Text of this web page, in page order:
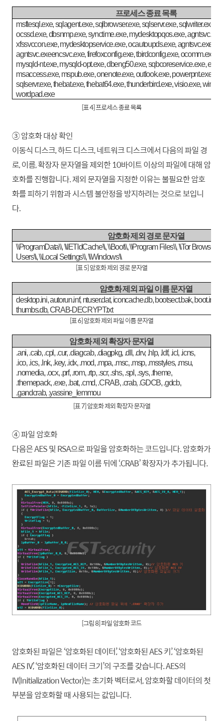
프로세스 종료 목록
msftesql.exe, sqlagent.exe, sqlbrowser.exe, sqlservr.exe, sqlwriter.exe,
ocssd.exe, dbsnmp.exe, synctime.exe, mydesktopqos.exe,
xfssvccon.exe, mydesktopservice.exe, ocautoupds.exe,
agntsvc.exeencsvc.exe, firefoxconfig.exe, tbirdconfig.exe, ocomm.exe,
mysqld-nt.exe, mysqld-opt.exe, dbeng50.exe, sqbcoreservice.exe,
msaccess.exe, mspub.exe, onenote.exe, outlook.exe, powerpnt.exe,
sqlservr.exe, thebat.exe, thebat64.exe, thunderbird.exe, visio.exe,
wordpad.exe
[표 4] 프로세스 종료 목록
③ 암호화 대상 확인
이동식 디스크, 하드 디스크, 네트워크 디스크에서 다음의 파일 경
로, 이름, 확장자 문자열을 제외한 10바이트 이상의 파일에 대해 암
호화를 진행합니다. 제외 문자열을 지정한 이유는 불필요한 암호
화를 피하기 위함과 시스템 불안정을 방지하려는 것으로 보입니
다.
암호화 제외 경로 문자열
\\ProgramData\\, \\IETldCache\\, \\Boot\\, \\Program Files\\, \\Tor
Users\\, \\Local Settings\\, \\Windows\\
[표 5] 암호화 제외 경로 문자열
암호화 제 외 파일 이름 문자열
desktop.ini, autorun.inf, ntuser.dat, iconcache.db, bootsect.bak, boot.ini,
thumbs.db, CRAB-DECRYPT.txt
[표 6] 암호화 제외 파일 이름 문자열
암호화 제외 확장자 문자열
.ani, .cab, .cpl, .cur, .diagcab, .diagpkg, .dll, .drv, .hlp, .ldf, .icl, .icns,
.ico, .ics, .lnk, .key, .idx, .mod, .mpa, .msc, .msp, .msstyles, .msu,
.nomedia, .ocx, .prf, .rom, .rtp, .scr, .shs, .spl, .sys, .theme,
.themepack, .exe, .bat, .cmd, .CRAB, .crab, .GDCB, .gdcb,
.gandcrab, .yassine_lemmou
[표 7] 암호화 제외 확장자 문자열
④ 파일 암호화
다음은 AES 및 RSA으로 파일을 암호화하는 코드입니다. 암호화가
완료된 파일은 기존 파일 이름 뒤에 ‘.CRAB’ 확장자가 추가됩니다.
[그림 8] 파일 암호화 코드
암호화된 파일은 ‘암호화된 데이터’, ‘암호화된 AES 키’, ‘암호화된
AES IV’, ‘암호화된 데이터 크기’의 구조를 갖습니다. AES의
IV(Initialization Vector)는 초기화 벡터로서, 암호화할 데이터의 첫
부분을 암호화할 때 사용되는 값입니다.